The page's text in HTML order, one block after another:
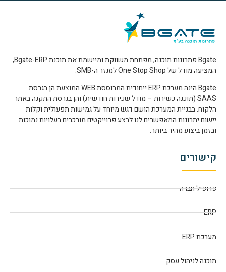
Bgate פתרונות תוכנה, מפתחת משווקת ומיישמת את תוכנת Bgate-ERP,
המציעה מודל של One Stop Shop למגזר ה-SMB.
Bgate הינה מערכת ERP ייחודית המבוססת WEB המוצעת הן בגרסת
SAAS (תוכנה כשירות – מודל שכירות חודשית) והן בגרסת התקנה באתר
הלקוח. בבניית המערכת הושם דגש מיוחד על גמישות תפעולית וקלות
יישום יתרונות המאפשרים לנו לבצע פרוייקטים מורכבים בעלויות נמוכות
ובזמן ביצוע מהיר ביותר.
קישורים
פרופיל חברה
ERP
מערכת ERP
תוכנה לניהול עסק